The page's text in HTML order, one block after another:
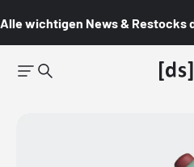
Alle wichtigen News & Restocks